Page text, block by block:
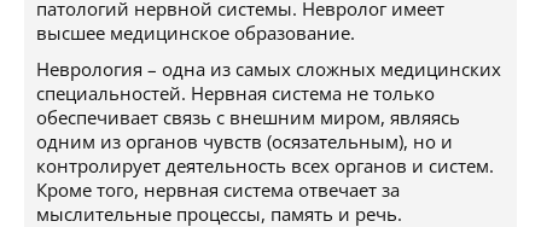
патологий нервной системы. Невролог имеет
высшее медицинское образование.
Неврология – одна из самых сложных медицинских
специальностей. Нервная система не только
обеспечивает связь с внешним миром, являясь
одним из органов чувств (осязательным), но и
контролирует деятельность всех органов и систем.
Кроме того, нервная система отвечает за
мыслительные процессы, память и речь.